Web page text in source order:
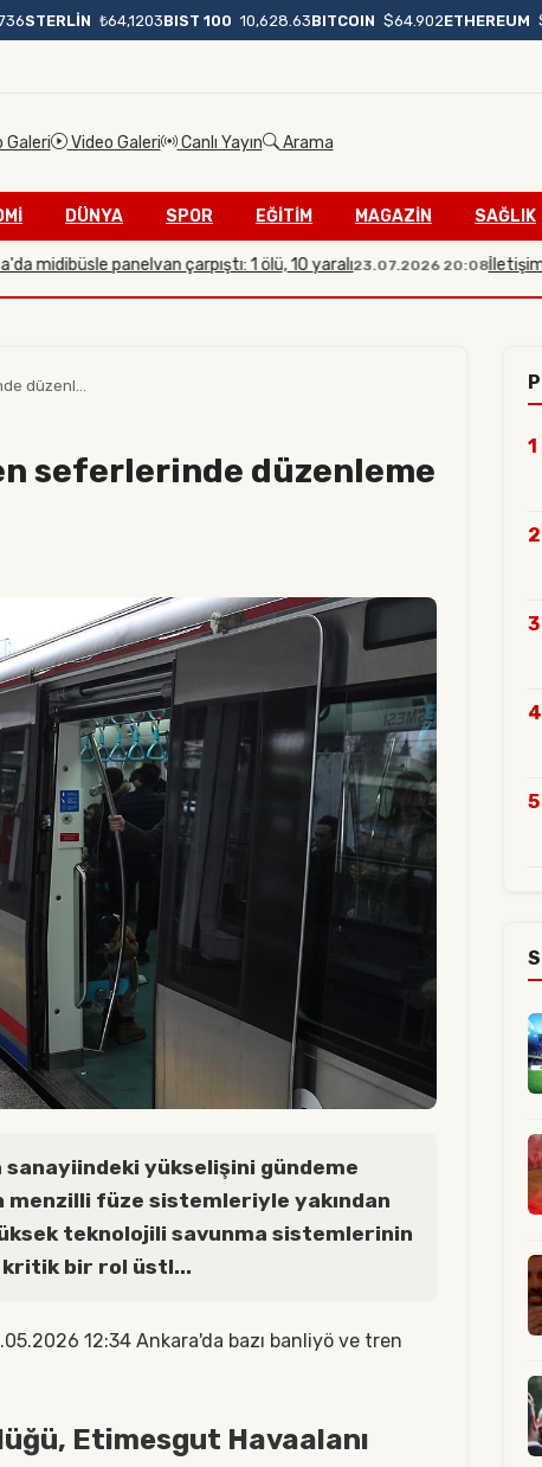
STERLİN ₺64,1203BIST 100 10,628.63BITCOIN $64.902ETHEREUM
Video Galeri Canlı Yayın Arama
DÜNYA SPOR EĞİTİM MAGAZİN SAĞLIK
panelvan çarpıştı: 1 ölü, 10 yaralı23.07.2026 20:08İletişim
düzenl...
seferlerinde düzenleme
sanayiindeki yükselişini gündeme
menzilli füze sistemleriyle yakından
teknolojili savunma sistemlerinin
kritik bir rol üstl...
12:34 Ankara'da bazı banliyö ve tren
Etimesgut Havaalanı
1
2
3
4
5